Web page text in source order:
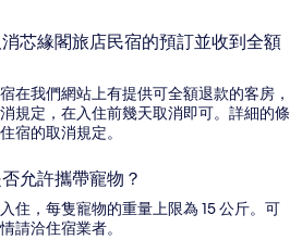
芯緣閣旅店民宿的預訂並收到全額
在我們網站上有提供可全額退款的客房，
規定，在入住前幾天取消即可。詳細的條
宿的取消規定。
允許攜帶寵物？
住，每隻寵物的重量上限為 15 公斤。可
請洽住宿業者。